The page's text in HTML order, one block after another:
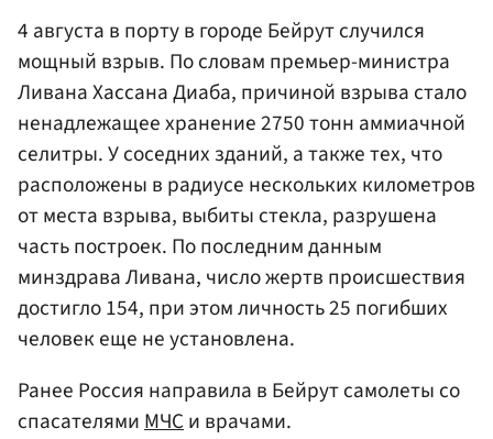
4 августа в порту в городе Бейрут случился
мощный взрыв. По словам премьер-министра
Ливана Хассана Диаба, причиной взрыва стало
ненадлежащее хранение 2750 тонн аммиачной
селитры. У соседних зданий, а также тех, что
расположены в радиусе нескольких километров
от места взрыва, выбиты стекла, разрушена
часть построек. По последним данным
минздрава Ливана, число жертв происшествия
достигло 154, при этом личность 25 погибших
человек еще не установлена.
Ранее Россия направила в Бейрут самолеты со
спасателямиМЧСи врачами.